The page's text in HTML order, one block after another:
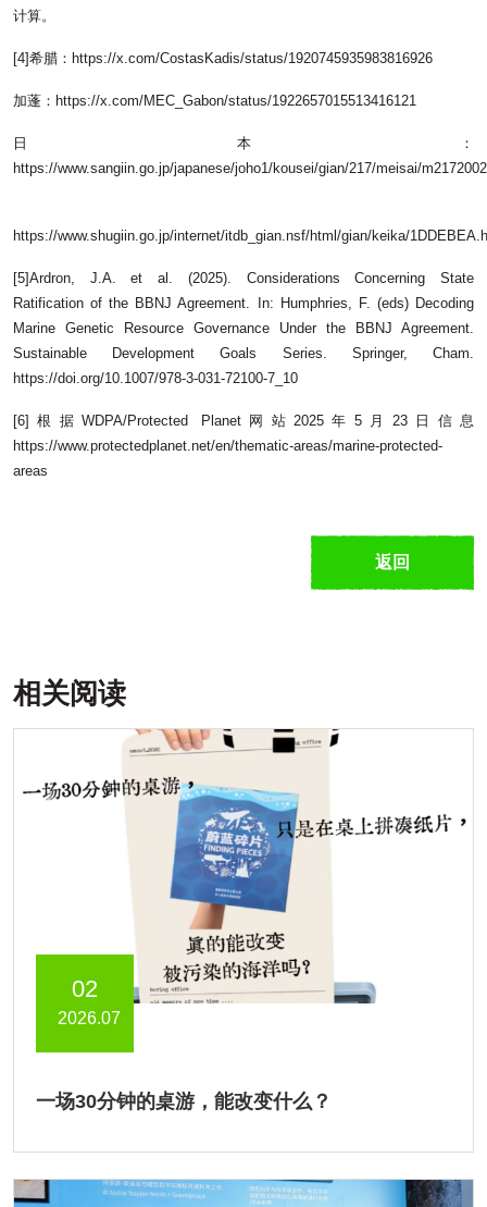
计算。
[4]希腊：https://x.com/CostasKadis/status/1920745935983816926
加蓬：https://x.com/MEC_Gabon/status/1922657015513416121
日本：
https://www.sangiin.go.jp/japanese/joho1/kousei/gian/217/meisai/
https://www.shugiin.go.jp/internet/itdb_gian.nsf/html/gian/keika/
[5]Ardron, J.A. et al. (2025). Considerations Concerning State
Ratification of the BBNJ Agreement. In: Humphries, F. (eds) Decoding
Marine Genetic Resource Governance Under the BBNJ Agreement.
Sustainable Development Goals Series. Springer, Cham.
https://doi.org/10.1007/978-3-031-72100-7_10
[6]根据WDPA/Protected Planet网站2025年5月23日信息
https://www.protectedplanet.net/en/thematic-areas/marine-protected-
areas
返回
相关阅读
02
2026.07
一场30分钟的桌游，能改变什么？